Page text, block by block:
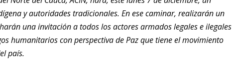
y autoridades tradicionales. En ese caminar, realizarán un
una invitación a todos los actores armados legales e ilegales
humanitarios con perspectiva de Paz que tiene el movimiento
país.